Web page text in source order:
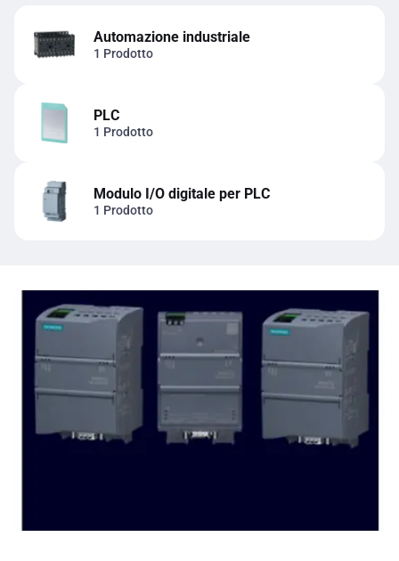
Automazione industriale
1 Prodotto
PLC
1 Prodotto
Modulo I/O digitale per PLC
1 Prodotto